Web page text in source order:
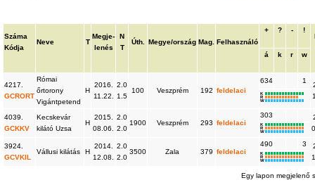
Száma
Kódja
Neve T
Megje-
lenés
N
T
Úth. Megye/ország Mag. Felhasználó
+ ? -
!
á k r w
4217.
GCRORT
Római
őrtorony
Vigántpetend
H
2016.
11.22.
2.0
1.5
100 Veszprém 192 feldelaci
634 1
K
R
W
4039.
GCKKV
Kecskevár
kilátó Uzsa
H
2015.
08.06.
2.0
2.0
1900 Veszprém 293 feldelaci
303
K
R
W
3924.
GCVKIL
Vállusi kilátás H
2014.
12.08.
2.0
2.0
3500 Zala 379 feldelaci
490 3
K
R
W
Egy lapon megjelenő